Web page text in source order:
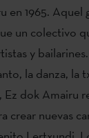
1965.
un colectivo
y
la danza, la
Ez dok
crear nuevas